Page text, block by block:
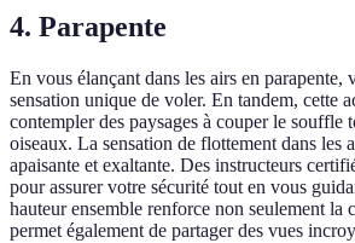
4. Parapente
En vous élançant dans les airs en parapente,
sensation unique de voler. En tandem, cette
contempler des paysages à couper le souffle
oiseaux. La sensation de flottement dans les
apaisante et exaltante. Des instructeurs
pour assurer votre sécurité tout en vous
hauteur ensemble renforce non seulement la
permet également de partager des vues